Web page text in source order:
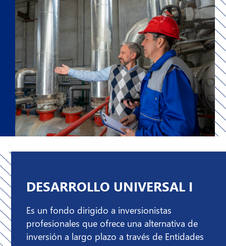
DESARROLLO UNIVERSAL I
Es un fondo dirigido a inversionistas
profesionales que ofrece una alternativa de
inversión a largo plazo a través de Entidades